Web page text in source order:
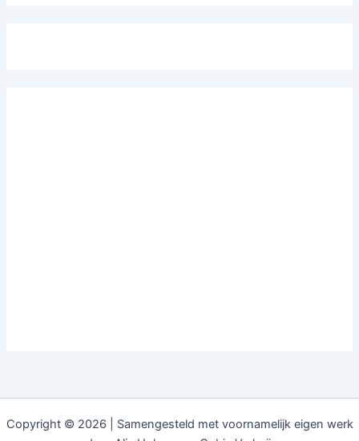
Copyright © 2026 | Samengesteld met voornamelijk eigen werk